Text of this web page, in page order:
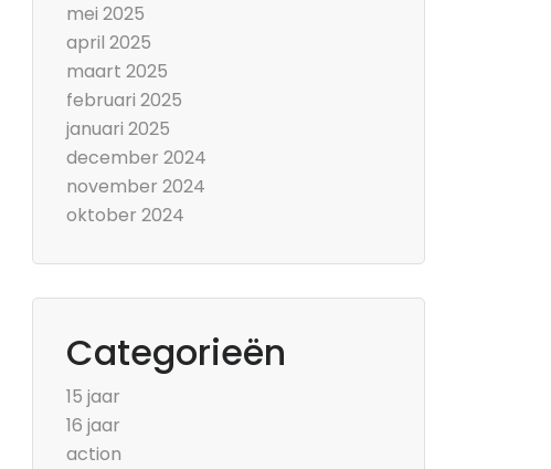
mei 2025
april 2025
maart 2025
februari 2025
januari 2025
december 2024
november 2024
oktober 2024
Categorieën
15 jaar
16 jaar
action